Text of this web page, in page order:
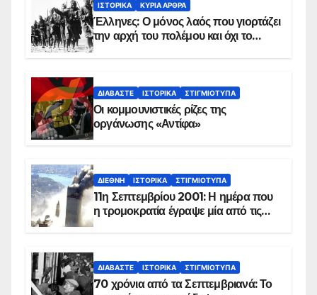
ΙΣΤΟΡΙΚΆ ΚΥΡΙΑ ΑΡΘΡΑ
Έλληνες: Ο μόνος λαός που γιορτάζει
την αρχή του πολέμου και όχι το
ΔΙΑΒΆΣΤΕ ΙΣΤΟΡΙΚΆ ΣΤΙΓΜΙΌΤΥΠΑ
Οι κομμουνιστικές ρίζες της
οργάνωσης «Αντίφα»
ΔΙΕΘΝΉ ΙΣΤΟΡΙΚΆ ΣΤΙΓΜΙΌΤΥΠΑ
11η Σεπτεμβρίου 2001: Η ημέρα που
η τρομοκρατία έγραψε μία από τις
ΔΙΑΒΆΣΤΕ ΙΣΤΟΡΙΚΆ ΣΤΙΓΜΙΌΤΥΠΑ
70 χρόνια από τα Σεπτεμβριανά: Το